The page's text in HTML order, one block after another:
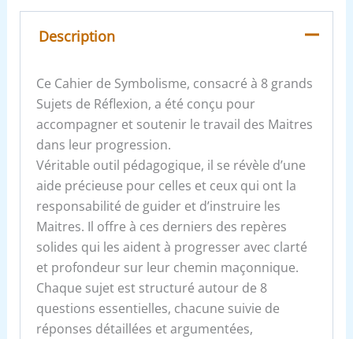
Description
Ce Cahier de Symbolisme, consacré à 8 grands
Sujets de Réflexion, a été conçu pour
accompagner et soutenir le travail des Maitres
dans leur progression.
Véritable outil pédagogique, il se révèle d’une
aide précieuse pour celles et ceux qui ont la
responsabilité de guider et d’instruire les
Maitres. Il offre à ces derniers des repères
solides qui les aident à progresser avec clarté
et profondeur sur leur chemin maçonnique.
Chaque sujet est structuré autour de 8
questions essentielles, chacune suivie de
réponses détaillées et argumentées,